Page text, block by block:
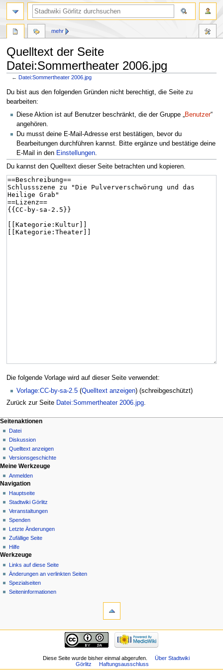
Quelltext der Seite
Datei:Sommertheater 2006.jpg
← Datei:Sommertheater 2006.jpg
Zur
Navigation
springen
Zur
Suche
springen
Du bist aus den folgenden Gründen nicht berechtigt, die Seite zu
bearbeiten:
Diese Aktion ist auf Benutzer beschränkt, die der Gruppe „
Benutzer“
angehören.
Du musst deine E-Mail-Adresse erst bestätigen, bevor du
Bearbeitungen durchführen kannst. Bitte ergänze und bestätige deine
E-Mail in den Einstellungen
Du kannst den Quelltext dieser Seite betrachten und kopieren.
Die folgende Vorlage wird auf dieser Seite verwendet:
Vorlage:CC-by-sa-2.5 (Quelltext anzeigen) (schreibgeschützt)
Zurück zur Seite Datei:Sommertheater 2006.jpg.
Seitenaktionen
Datei
Diskussion
Quelltext anzeigen
Versionsgeschichte
mehr
Meine Werkzeuge
Anmelden
Navigation
Hauptseite
Stadtwiki Görlitz
Veranstaltungen
Spenden
Letzte Änderungen
Zufällige Seite
Hilfe
Werkzeuge
Links auf diese Seite
Änderungen an verlinkten Seiten
Spezialseiten
Seiten­informationen
Diese Seite wurde bisher einmal abgerufen.
Über Stadtwiki
Görlitz
Haftungsausschluss